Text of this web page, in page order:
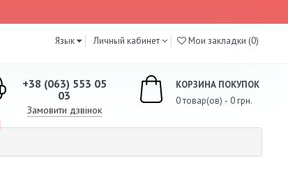
Язык Личный кабинет Мои закладки (0)
+38 (063) 553 05
03
Замовити дзвінок
КОРЗИНА ПОКУПОК
0 товар(ов) - 0 грн.